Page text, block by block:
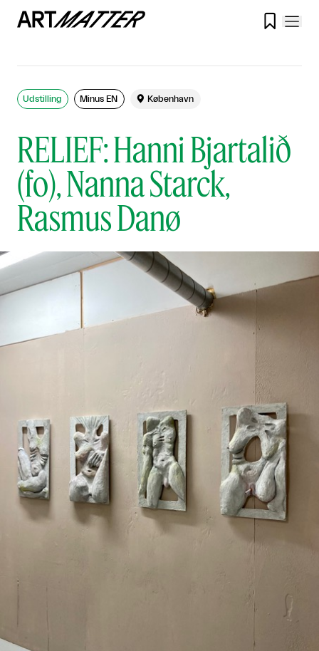

RELIEF: Hanni Bjartalið
(fo), Nanna Starck,
Rasmus Danø
Udstilling Minus ÉN  København